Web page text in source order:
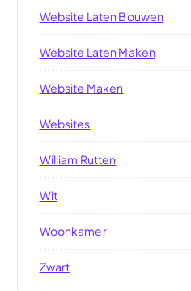
Website Laten Bouwen
Website Laten Maken
Website Maken
Websites
William Rutten
Wit
Woonkamer
Zwart